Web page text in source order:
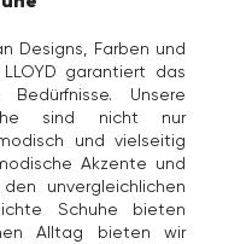
Designs, Farben und
garantiert das
Unsere
sind nicht nur
und vielseitig
Akzente und
unvergleichlichen
Schuhe bieten
Alltag bieten wir